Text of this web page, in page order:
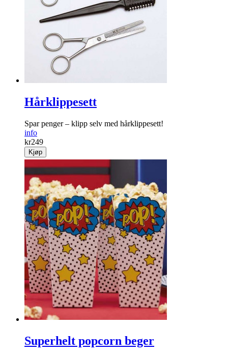
Hårklippesett
Spar penger – klipp selv med hårklippesett!
info
kr249
Kjøp
Superhelt popcorn beger